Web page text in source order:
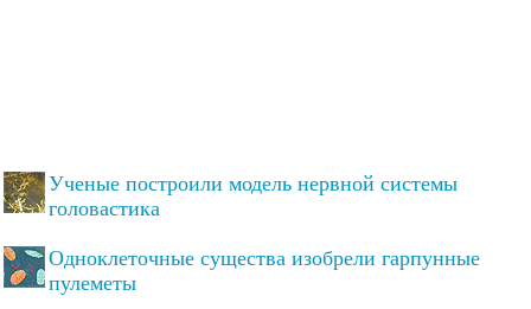
Ученые построили модель нервной системы
головастика
Одноклеточные существа изобрели гарпунные
пулеметы